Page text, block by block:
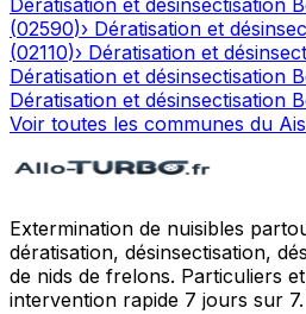
Dératisation et désinsectisation
(02590)› Dératisation et
(02110)› Dératisation et
Dératisation et désinsectisation
Dératisation et désinsectisation
Voir toutes les communes du
Extermination de nuisibles
dératisation, désinsectisation,
de nids de frelons. Particuliers
intervention rapide 7 jours sur 7.